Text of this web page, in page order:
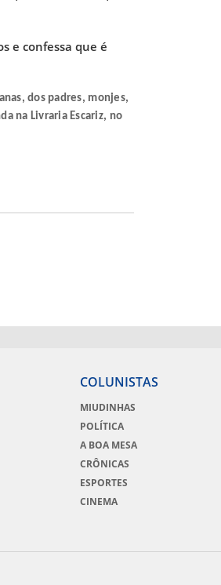
e confessa que é
dos padres, monjes,
na Livraria Escariz, no
COLUNISTAS
MIUDINHAS
POLÍTICA
A BOA MESA
CRÔNICAS
ESPORTES
CINEMA